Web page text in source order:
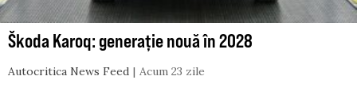
Škoda Karoq: generație nouă în 2028
Autocritica News Feed Acum 23 zile